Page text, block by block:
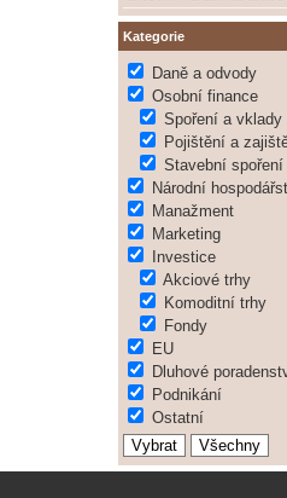
Kategorie
Daně a odvody
Osobní finance
Spoření a vklady
Pojištění a
Stavební spoření
Národní
Manažment
Marketing
Investice
Akciové trhy
Komoditní trhy
Fondy
EU
Dluhové
Podnikání
Ostatní